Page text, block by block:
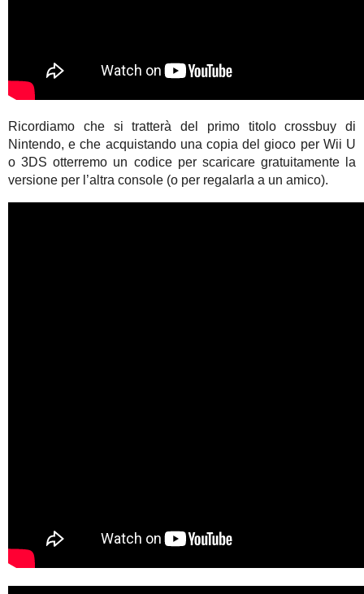
Ricordiamo che si tratterà del primo titolo crossbuy di
Nintendo, e che acquistando una copia del gioco per Wii U
o 3DS otterremo un codice per scaricare gratuitamente la
versione per l’altra console (o per regalarla a un amico).